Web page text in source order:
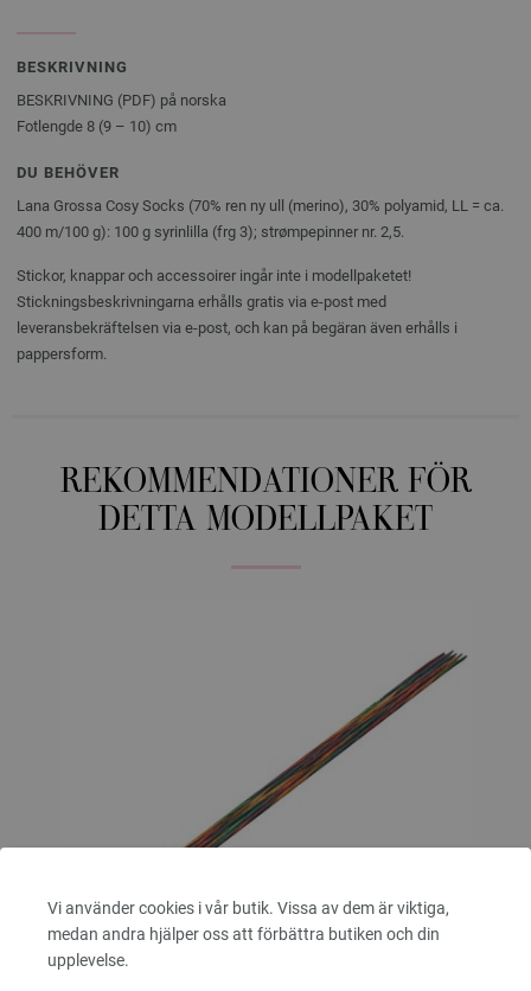
Vi använder cookies i vår butik. Vissa av dem är viktiga,
medan andra hjälper oss att förbättra butiken och din
upplevelse.
BESKRIVNING
BESKRIVNING (PDF) på norska
Fotlengde 8 (9 – 10) cm
DU BEHÖVER
Lana Grossa Cosy Socks (70% ren ny ull (merino), 30% polyamid, LL = ca.
400 m/100 g): 100 g syrinlilla (frg 3); strømpepinner nr. 2,5.
Stickor, knappar och accessoirer ingår inte i modellpaketet!
Stickningsbeskrivningarna erhålls gratis via e-post med
leveransbekräftelsen via e-post, och kan på begäran även erhålls i
pappersform.
REKOMMENDATIONER FÖR
DETTA MODELLPAKET